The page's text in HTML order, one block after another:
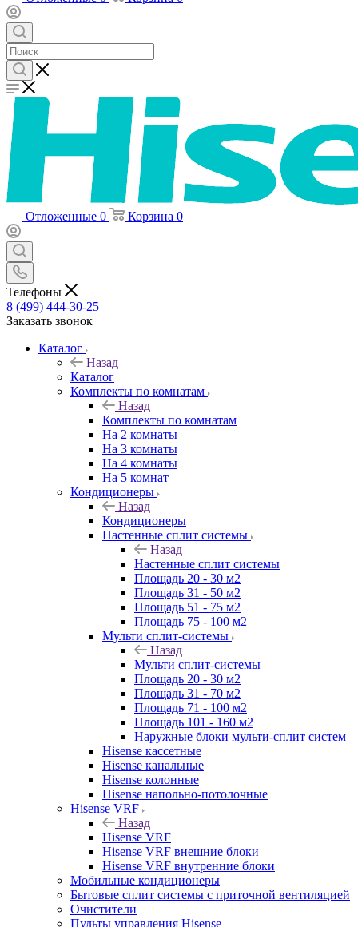
Отложенные 0 Корзина 0
Телефоны
8 (499) 444-30-25
Заказать звонок
Каталог
Назад
Каталог
Комплекты по комнатам
Назад
Комплекты по комнатам
На 2 комнаты
На 3 комнаты
На 4 комнаты
На 5 комнат
Кондиционеры
Назад
Кондиционеры
Настенные сплит системы
Назад
Настенные сплит системы
Площадь 20 - 30 м2
Площадь 31 - 50 м2
Площадь 51 - 75 м2
Площадь 75 - 100 м2
Мульти сплит-системы
Назад
Мульти сплит-системы
Площадь 20 - 30 м2
Площадь 31 - 70 м2
Площадь 71 - 100 м2
Площадь 101 - 160 м2
Наружные блоки мульти-сплит систем
Hisense кассетные
Hisense канальные
Hisense колонные
Hisense напольно-потолочные
Hisense VRF
Назад
Hisense VRF
Hisense VRF внешние блоки
Hisense VRF внутренние блоки
Мобильные кондиционеры
Бытовые сплит системы с приточной вентиляцией
Очистители
Пульты управления Hisense